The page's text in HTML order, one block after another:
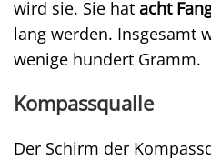
wird sie. Sie hat acht
lang werden. Insgesamt
wenige hundert Gramm.
Kompassqualle
Der Schirm der